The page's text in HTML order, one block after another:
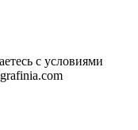
с условиями